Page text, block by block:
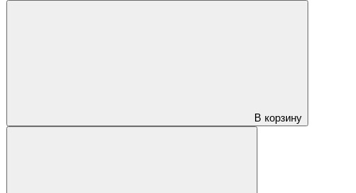
В корзину